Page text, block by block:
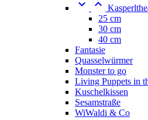
 
25 cm
30 cm
40 cm
Fantasie
Quasselwürmer
Monster to go
Living Puppets in
Kuschelkissen
Sesamstraße
WiWaldi & Co